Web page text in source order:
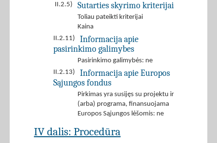
II.2.5)
Sutarties skyrimo kriterijai
Toliau pateikti kriterijai
Kaina
II.2.11)
Informacija apie
pasirinkimo galimybes
Pasirinkimo galimybės: ne
II.2.13)
Informacija apie Europos
Sąjungos fondus
Pirkimas yra susijęs su projektu ir
(arba) programa, finansuojama
Europos Sąjungos lėšomis: ne
IV dalis: Procedūra